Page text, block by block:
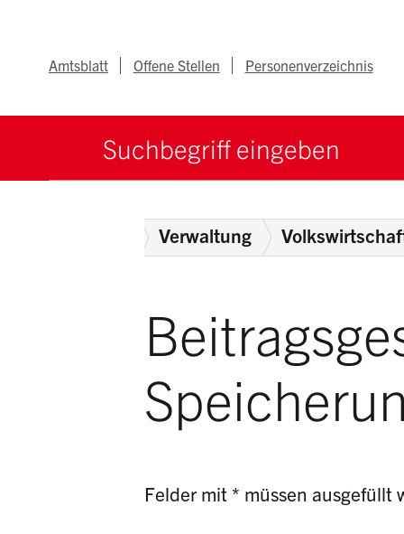
Metanav
Amtsblatt Offene Stellen Personenverzeichnis
Suchbegriff
Verwaltung
Felder mit * müssen ausgefüllt